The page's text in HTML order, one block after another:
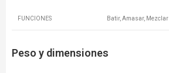
FUNCIONES Batir, Amasar, Mezclar
Peso y dimensiones